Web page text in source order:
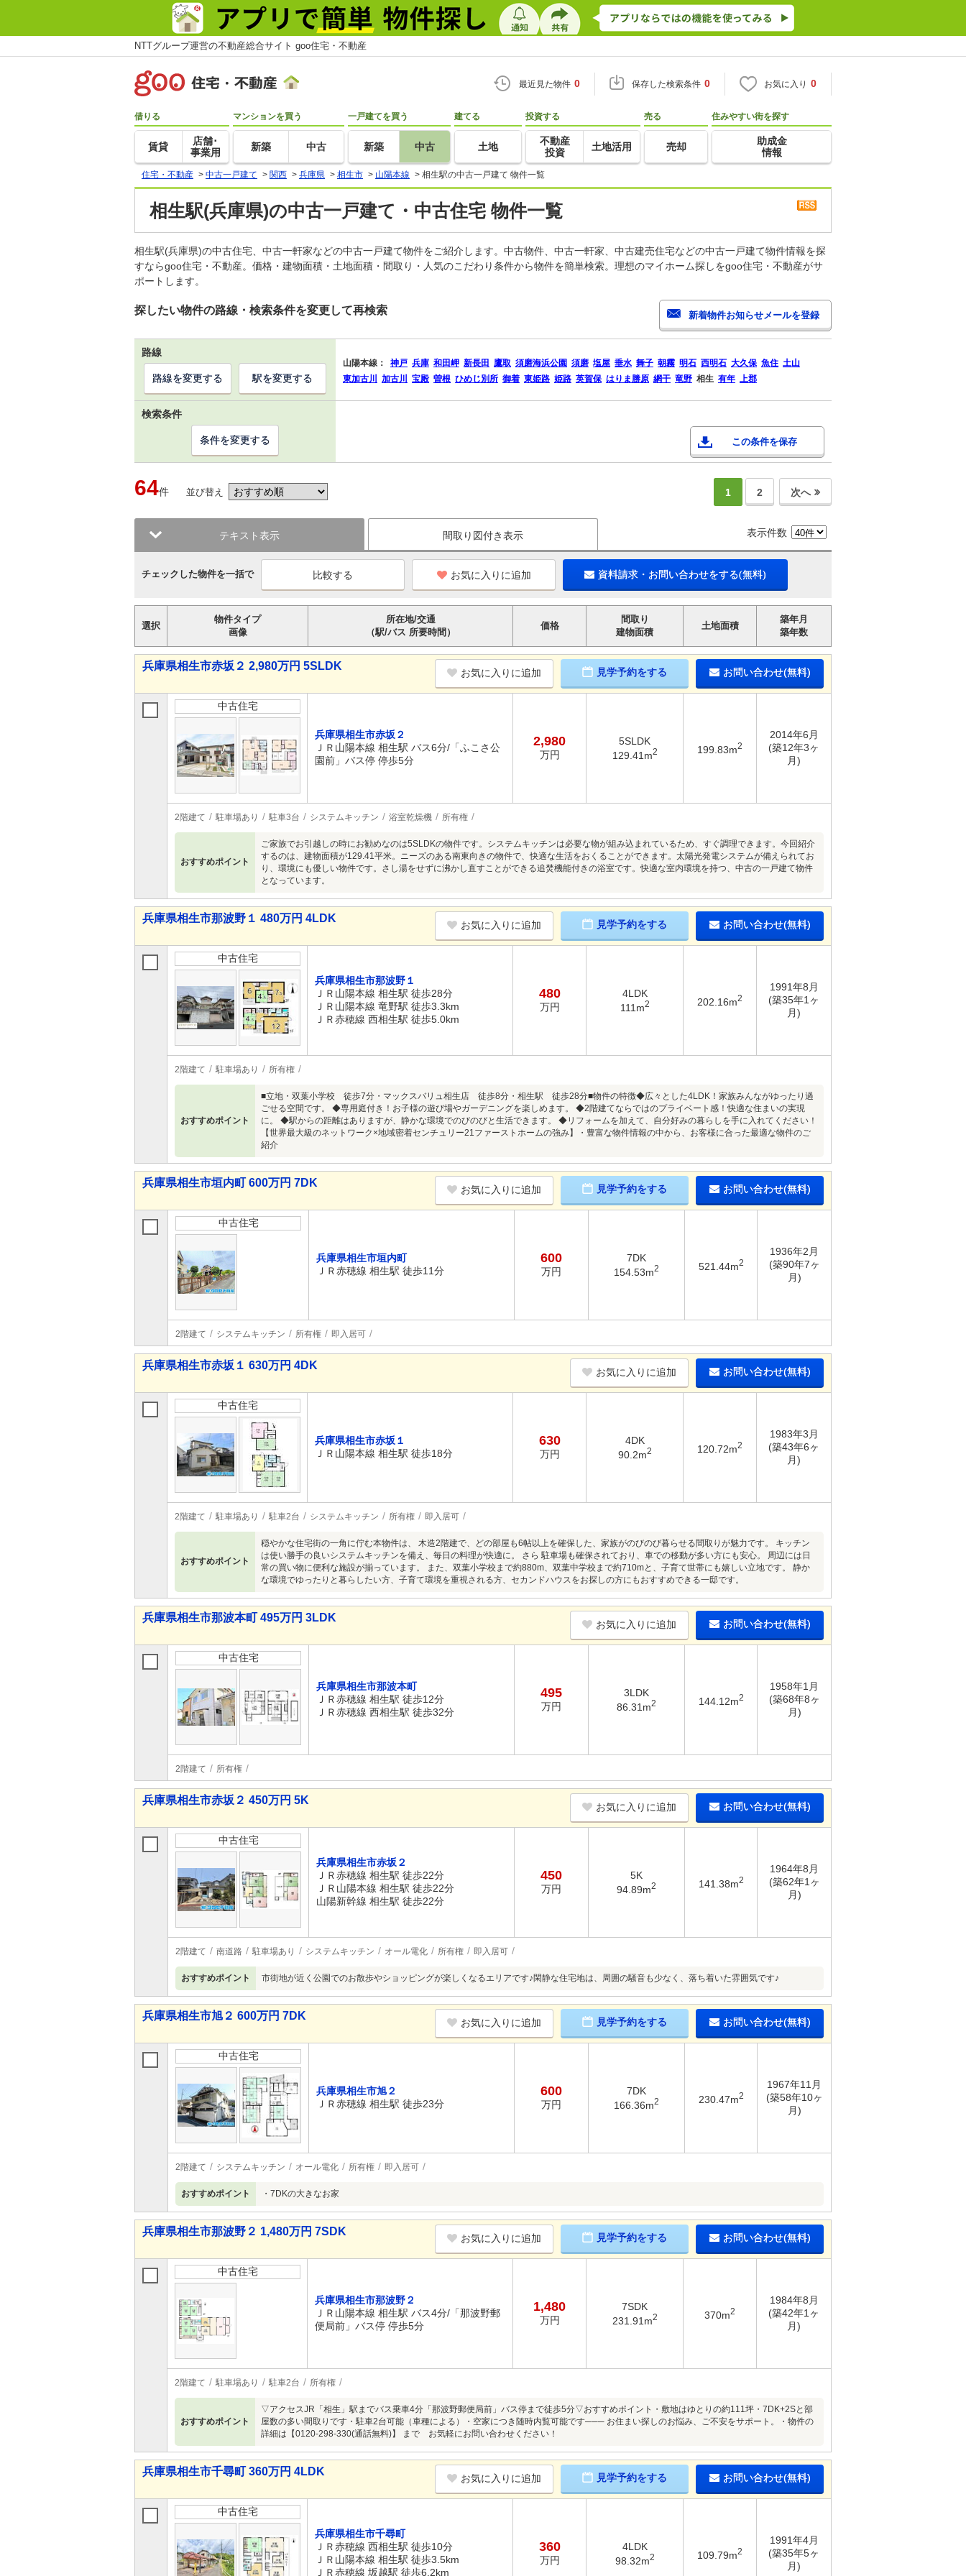
NTTグループ運営の不動産総合サイト goo住宅・不動産
最近見た物件 0 保存した検索条件 0 お気に入り 0
借りる
賃貸
店舗･
事業用
マンションを買う
新築 中古
一戸建てを買う
新築 中古
建てる
土地
投資する
不動産
投資
土地活用
売る
売却
住みやすい街を探す
助成金
情報
住宅・不動産 > 中古一戸建て > 関西 > 兵庫県 > 相生市 > 山陽本線 > 相生駅の中古一戸建て 物件一覧
相生駅(兵庫県)の中古一戸建て・中古住宅 物件一覧
相生駅(兵庫県)の中古住宅、中古一軒家などの中古一戸建て物件をご紹介します。中古物件、中古一軒家、中古建売住宅などの中古一戸建て物件情報を探
すならgoo住宅・不動産。価格・建物面積・土地面積・間取り・人気のこだわり条件から物件を簡単検索。理想のマイホーム探しをgoo住宅・不動産がサ
ポートします。
探したい物件の路線・検索条件を変更して再検索
路線
山陽本線： 神戸 兵庫 和田岬 新長田 鷹取 須磨海浜公園 須磨 塩屋 垂水 舞子 朝霧 明石 西明石 大久保 魚住 土山
東加古川
加古川 宝殿 曽根 ひめじ別所 御着 東姫路 姫路 英賀保 はりま勝原 網干 竜野 相生 有年 上郡
路線を変更する 駅を変更する
検索条件
この条件を保存
条件を変更する
64件 並び替え 1 2 次へ
テキスト表示 間取り図付き表示 表示件数
チェックした物件を一括で お気に入りに追加 資料請求・お問い合わせをする(無料)
選択
物件タイプ
画像
所在地/交通
（駅/バス 所要時間）
価格
間取り
建物面積
土地面積
築年月
築年数
兵庫県相生市赤坂２ 2,980万円 5SLDK
お気に入りに追加 見学予約をする お問い合わせ(無料)
中古住宅
兵庫県相生市赤坂２
ＪＲ山陽本線 相生駅 バス6分/「ふこさ公
園前」バス停 停歩5分
2,980
万円
5SLDK
129.41m2 199.83m2
2014年6月
(築12年3ヶ
月)
2階建て 駐車場あり 駐車3台 システムキッチン 浴室乾燥機 所有権
おすすめポイント
ご家族でお引越しの時にお勧めなのは5SLDKの物件です。システムキッチンは必要な物が組み込まれているため、すぐ調理できます。今回紹介
するのは、建物面積が129.41平米。ニーズのある南東向きの物件で、快適な生活をおくることができます。太陽光発電システムが備えられてお
り、環境にも優しい物件です。さし湯をせずに沸かし直すことができる追焚機能付きの浴室です。快適な室内環境を持つ、中古の一戸建て物件
となっています。
兵庫県相生市那波野１ 480万円 4LDK
お気に入りに追加 見学予約をする お問い合わせ(無料)
中古住宅
兵庫県相生市那波野１
ＪＲ山陽本線 相生駅 徒歩28分
ＪＲ山陽本線 竜野駅 徒歩3.3km
ＪＲ赤穂線 西相生駅 徒歩5.0km
480
万円
4LDK
111m2 202.16m2
1991年8月
(築35年1ヶ
月)
2階建て 駐車場あり 所有権
おすすめポイント
■立地・双葉小学校 徒歩7分・マックスバリュ相生店 徒歩8分・相生駅 徒歩28分■物件の特徴◆広々とした4LDK！家族みんながゆったり過
ごせる空間です。 ◆専用庭付き！お子様の遊び場やガーデニングを楽しめます。 ◆2階建てならではのプライベート感！快適な住まいの実現
に。 ◆駅からの距離はありますが、静かな環境でのびのびと生活できます。 ◆リフォームを加えて、自分好みの暮らしを手に入れてください！
【世界最大級のネットワーク×地域密着センチュリー21ファーストホームの強み】・豊富な物件情報の中から、お客様に合った最適な物件のご
紹介
兵庫県相生市垣内町 600万円 7DK
お気に入りに追加 見学予約をする お問い合わせ(無料)
中古住宅
兵庫県相生市垣内町
ＪＲ赤穂線 相生駅 徒歩11分
600
万円
7DK
154.53m2 521.44m2
1936年2月
(築90年7ヶ
月)
2階建て システムキッチン 所有権 即入居可
兵庫県相生市赤坂１ 630万円 4DK
お気に入りに追加 お問い合わせ(無料)
中古住宅
兵庫県相生市赤坂１
ＪＲ山陽本線 相生駅 徒歩18分
630
万円
4DK
90.2m2 120.72m2
1983年3月
(築43年6ヶ
月)
2階建て 駐車場あり 駐車2台 システムキッチン 所有権 即入居可
おすすめポイント
穏やかな住宅街の一角に佇む本物件は、 木造2階建で、どの部屋も6帖以上を確保した、家族がのびのび暮らせる間取りが魅力です。 キッチン
は使い勝手の良いシステムキッチンを備え、毎日の料理が快適に。 さら 駐車場も確保されており、車での移動が多い方にも安心。 周辺には日
常の買い物に便利な施設が揃っています。 また、双葉小学校まで約880m、双葉中学校まで約710mと、子育て世帯にも嬉しい立地です。 静か
な環境でゆったりと暮らしたい方、子育て環境を重視される方、セカンドハウスをお探しの方にもおすすめできる一邸です。
兵庫県相生市那波本町 495万円 3LDK
お気に入りに追加 お問い合わせ(無料)
中古住宅
兵庫県相生市那波本町
ＪＲ赤穂線 相生駅 徒歩12分
ＪＲ赤穂線 西相生駅 徒歩32分
495
万円
3LDK
86.31m2 144.12m2
1958年1月
(築68年8ヶ
月)
2階建て 所有権
兵庫県相生市赤坂２ 450万円 5K
お気に入りに追加 お問い合わせ(無料)
中古住宅
兵庫県相生市赤坂２
ＪＲ赤穂線 相生駅 徒歩22分
ＪＲ山陽本線 相生駅 徒歩22分
山陽新幹線 相生駅 徒歩22分
450
万円
5K
94.89m2 141.38m2
1964年8月
(築62年1ヶ
月)
2階建て 南道路 駐車場あり システムキッチン オール電化 所有権 即入居可
おすすめポイント 市街地が近く公園でのお散歩やショッピングが楽しくなるエリアです♪閑静な住宅地は、周囲の騒音も少なく、落ち着いた雰囲気です♪
兵庫県相生市旭２ 600万円 7DK
お気に入りに追加 見学予約をする お問い合わせ(無料)
中古住宅
兵庫県相生市旭２
ＪＲ赤穂線 相生駅 徒歩23分
600
万円
7DK
166.36m2 230.47m2
1967年11月
(築58年10ヶ
月)
2階建て システムキッチン オール電化 所有権 即入居可
おすすめポイント ・7DKの大きなお家
兵庫県相生市那波野２ 1,480万円 7SDK
お気に入りに追加 見学予約をする お問い合わせ(無料)
中古住宅
兵庫県相生市那波野２
ＪＲ山陽本線 相生駅 バス4分/「那波野郵
便局前」バス停 停歩5分
1,480
万円
7SDK
231.91m2 370m2
1984年8月
(築42年1ヶ
月)
2階建て 駐車場あり 駐車2台 所有権
おすすめポイント
▽アクセスJR「相生」駅までバス乗車4分「那波野郵便局前」バス停まで徒歩5分▽おすすめポイント・敷地はゆとりの約111坪・7DK+2Sと部
屋数の多い間取りです・駐車2台可能（車種による）・空家につき随時内覧可能です─── お住まい探しのお悩み、ご不安をサポート。・物件の
詳細は【0120-298-330(通話無料)】 まで お気軽にお問い合わせください！
兵庫県相生市千尋町 360万円 4LDK
お気に入りに追加 見学予約をする お問い合わせ(無料)
中古住宅
兵庫県相生市千尋町
ＪＲ赤穂線 西相生駅 徒歩10分
ＪＲ山陽本線 相生駅 徒歩3.5km
ＪＲ赤穂線 坂越駅 徒歩6.2km
360
万円
4LDK
98.32m2 109.79m2
1991年4月
(築35年5ヶ
月)